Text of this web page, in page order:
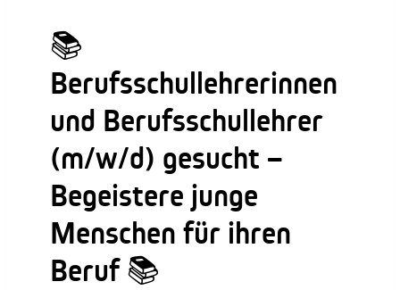
📚
Berufsschullehrerinnen
und Berufsschullehrer
(m/w/d) gesucht –
Begeistere junge
Menschen für ihren
Beruf 📚